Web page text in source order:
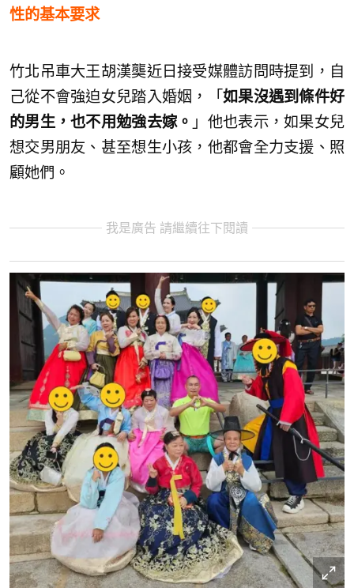
性的基本要求
竹北吊車大王胡漢龑近日接受媒體訪問時提到，自
己從不會強迫女兒踏入婚姻，「 如果沒遇到條件好
的男生，也不用勉強去嫁。 」他也表示，如果女兒
想交男朋友、甚至想生小孩，他都會全力支援、照
顧她們。
我是廣告 請繼續往下閱讀